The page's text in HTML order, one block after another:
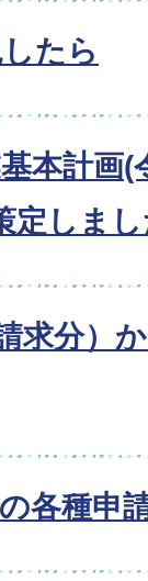
たら
基本計画
定しま
求分）
各種申